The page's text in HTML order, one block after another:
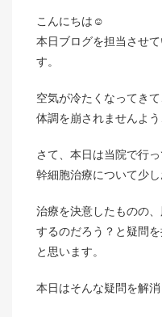
こんにちは☺️
本日ブログを担当させ
す。
空気が冷たくなってき
体調を崩されませんよ
さて、本日は当院で行っ
幹細胞治療について少
治療を決意したものの
するのだろう？と疑問
と思います。
本日はそんな疑問を解